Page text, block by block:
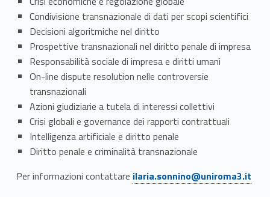
l
C
h
a
n
g
e
”
Condivisione transnazionale di dati per scopi scientifici
Decisioni algoritmiche nel diritto
Prospettive transnazionali nel diritto penale di impresa
Responsabilità sociale di impresa e diritti umani
On-line dispute resolution nelle controversie
transnazionali
Azioni giudiziarie a tutela di interessi collettivi
Crisi globali e governance dei rapporti contrattuali
Intelligenza artificiale e diritto penale
Diritto penale e criminalità transnazionale
Per informazioni contattare Link identifier #identifier__160241-1
ilaria.sonnino@uniroma3.it